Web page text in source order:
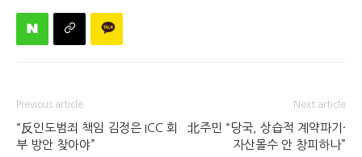
Previous article
“反인도범죄 책임 김정은 ICC 회
부 방안 찾아야”
Next article
北주민 “당국, 상습적 계약파기·
자산몰수 안 창피하나”